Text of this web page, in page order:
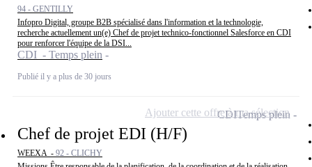
94 - GENTILLY
Infopro Digital, groupe B2B spécialisé dans l'information et la technologie,
recherche actuellement un(e) Chef de projet technico-fonctionnel Salesforce en CDI
pour renforcer l'équipe de la DSI...
CDI - Temps plein
Publié il y a plus de 30 jours
Chef de projet EDI (H/F)
WEEXA - 92 - CLICHY
CDITemps plein
Ajouter cette offre à ma sélection